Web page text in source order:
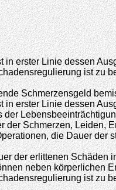
erster Linie dessen
ist zu
Schmerzensgeld
erster Linie dessen
der
der Schmerzen, Leiden,
die Dauer
der erlittenen Schäden
neben körperlichen
ist zu